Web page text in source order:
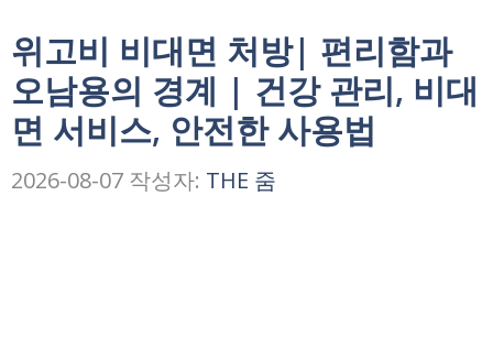
위고비 비대면 처방| 편리함과
오남용의 경계 | 건강 관리, 비대
면 서비스, 안전한 사용법
2026-08-07 작성자: THE 줌